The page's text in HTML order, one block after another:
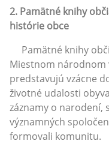
2. Pamätné knihy
histórie obce
Pamätné knihy
Miestnom národnom
predstavujú vzácne
životné udalosti
záznamy o narodení,
významných
formovali komunitu.